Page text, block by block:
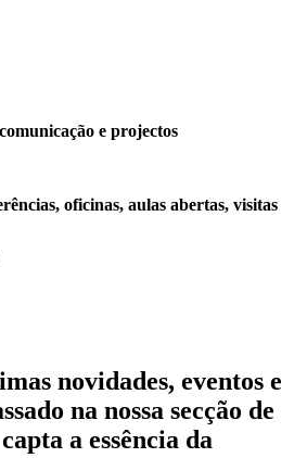
e projectos
oficinas, aulas abertas, visitas
novidades, eventos e
na nossa secção de
a essência da